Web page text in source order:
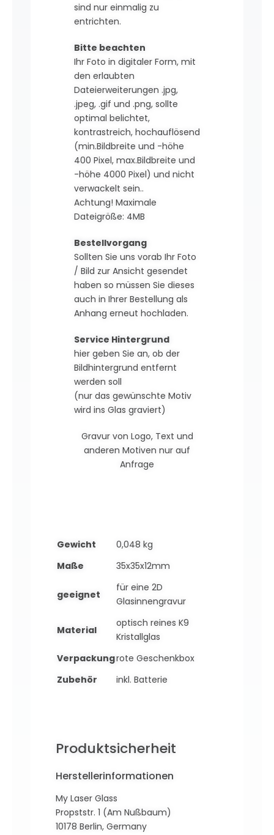
sind nur einmalig zu
entrichten.
Bitte beachten
Ihr Foto in digitaler Form, mit
den erlaubten
Dateierweiterungen .jpg,
.jpeg, .gif und .png, sollte
optimal belichtet,
kontrastreich, hochauflösend
(min.Bildbreite und -höhe
400 Pixel, max.Bildbreite und
-höhe 4000 Pixel) und nicht
verwackelt sein..
Achtung! Maximale
Dateigröße: 4MB
Bestellvorgang
Sollten Sie uns vorab Ihr Foto
/ Bild zur Ansicht gesendet
haben so müssen Sie dieses
auch in Ihrer Bestellung als
Anhang erneut hochladen.
Service Hintergrund
hier geben Sie an, ob der
Bildhintergrund entfernt
werden soll
(nur das gewünschte Motiv
wird ins Glas graviert)
Gravur von Logo, Text und
anderen Motiven nur auf
Anfrage
Gewicht
0,048 kg
Maße
35x35x12mm
geeignet
für eine 2D
Glasinnengravur
Material
optisch reines K9
Kristallglas
Verpackungrote Geschenkbox
Zubehör
inkl. Batterie
Produktsicherheit
Herstellerinformationen
My Laser Glass
Propststr. 1 (Am Nußbaum)
10178 Berlin, Germany